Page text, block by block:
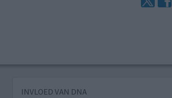
INVLOED VAN DNA